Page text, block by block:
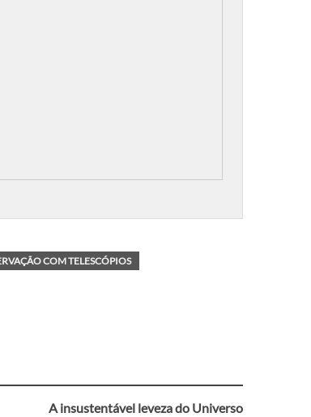
COM TELESCÓPIOS
A insustentável leveza do Universo